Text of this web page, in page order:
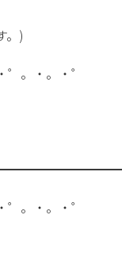
。)
・。・゜
・。・゜